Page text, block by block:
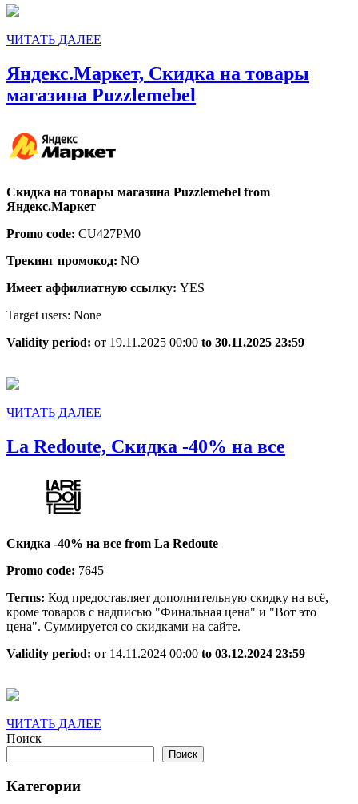
ЧИТАТЬ ДАЛЕЕ
Яндекс.Маркет, Скидка на товары
магазина Puzzlemebel
Puzzlemebel
Скидка на товары магазина Puzzlemebel from
Яндекс.Маркет
Promo code: CU427PM0
Трекинг промокод: NO
Имеет аффилиатную ссылку: YES
Target users: None
Validity period: от 19.11.2025 00:00 to 30.11.2025 23:59
ЧИТАТЬ ДАЛЕЕ
La Redoute, Cкидка -40% на все
Cкидка -40% на все from La Redoute
Promo code: 7645
Terms: Код предоставляет дополнительную скидку на всё,
кроме товаров с надписью "Финальная цена" и "Вот это
цена". Суммируется со скидками на сайте.
Validity period: от 14.11.2024 00:00 to 03.12.2024 23:59
ЧИТАТЬ ДАЛЕЕ
Поиск
Поиск
Категории